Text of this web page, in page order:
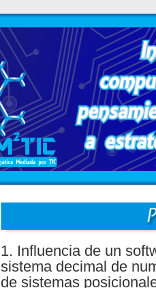
1. Influencia de un
sistema decimal de
de sistemas